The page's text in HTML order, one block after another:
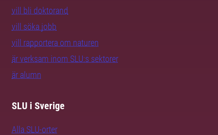
vill bli doktorand
vill söka jobb
vill rapportera om naturen
är verksam inom SLU:s sektorer
är alumn
SLU i Sverige
Alla SLU-orter